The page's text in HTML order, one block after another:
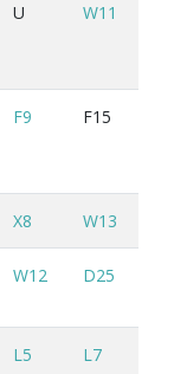
U W11
F9 F15
X8 W13
W12 D25
L5 L7